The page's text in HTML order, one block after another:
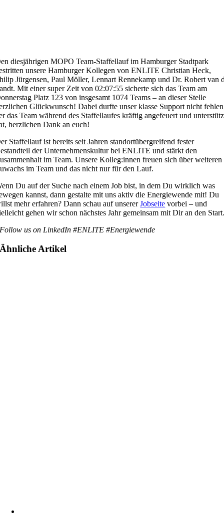
diesjährigen MOPO Team-Staffellauf im Hamburger Stadtpark
unsere Hamburger Kollegen von ENLITE Christian Heck,
Jürgensen, Paul Möller, Lennart Rennekamp und Dr. Robert van
Mit einer super Zeit von 02:07:55 sicherte sich das Team am
Platz 123 von insgesamt 1074 Teams – an dieser Stelle
Glückwunsch! Dabei durfte unser klasse Support nicht
das Team während des Staffellaufes kräftig angefeuert und
herzlichen Dank an euch!
Staffellauf ist bereits seit Jahren standortübergreifend fester
der Unternehmenskultur bei ENLITE und stärkt den
im Team. Unsere Kolleg:innen freuen sich über weiteren
im Team und das nicht nur für den Lauf.
Du auf der Suche nach einem Job bist, in dem Du wirklich was
kannst, dann gestalte mit uns aktiv die Energiewende mit! Du
mehr erfahren? Dann schau auf unsererJobseite vorbei – und
gehen wir schon nächstes Jahr gemeinsam mit Dir an den
Follow us on LinkedIn #ENLITE #Energiewende
Ähnliche Artikel